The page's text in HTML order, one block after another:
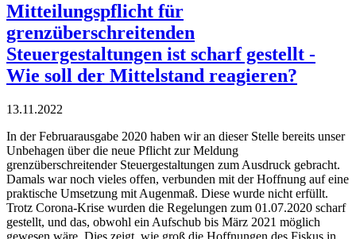
Mitteilungspflicht für
grenzüberschreitenden
Steuergestaltungen ist scharf gestellt -
Wie soll der Mittelstand reagieren?
13.11.2022
In der Februarausgabe 2020 haben wir an dieser Stelle bereits unser
Unbehagen über die neue Pflicht zur Meldung
grenzüberschreitender Steuergestaltungen zum Ausdruck gebracht.
Damals war noch vieles offen, verbunden mit der Hoffnung auf eine
praktische Umsetzung mit Augenmaß. Diese wurde nicht erfüllt.
Trotz Corona-Krise wurden die Regelungen zum 01.07.2020 scharf
gestellt, und das, obwohl ein Aufschub bis März 2021 möglich
gewesen wäre. Dies zeigt, wie groß die Hoffnungen des Fiskus in